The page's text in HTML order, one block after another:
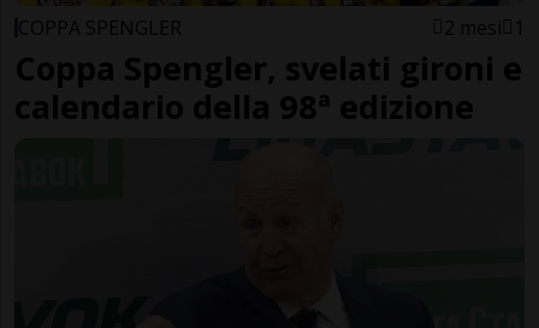
COPPA SPENGLER 2 mesi 1
Coppa Spengler, svelati gironi e
calendario della 98ª edizione